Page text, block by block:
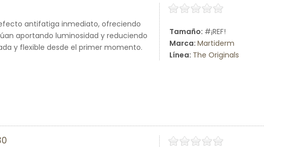
Tamaño: #¡REF!
Marca: Martiderm
Línea: The Originals
antifatiga inmediato, ofreciendo
aportando luminosidad y reduciendo
y flexible desde el primer momento.